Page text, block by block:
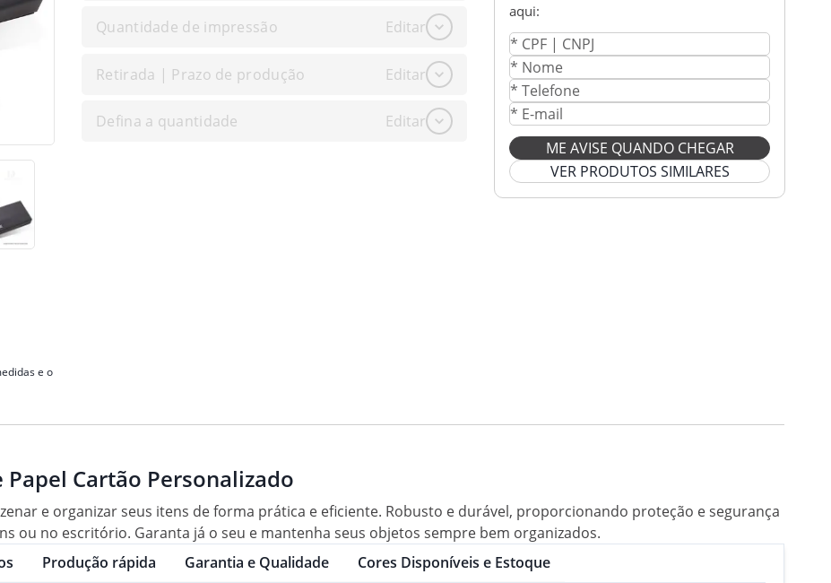
e o
Quantidade de impressão Editar
Retirada | Prazo de produção Editar
Defina a quantidade Editar
aqui:
ME AVISE QUANDO CHEGAR
VER PRODUTOS SIMILARES
Papel Cartão Personalizado
e organizar seus itens de forma prática e eficiente. Robusto e durável, proporcionando proteção e segurança
ou no escritório. Garanta já o seu e mantenha seus objetos sempre bem organizados.
Produção rápida Garantia e Qualidade Cores Disponíveis e Estoque